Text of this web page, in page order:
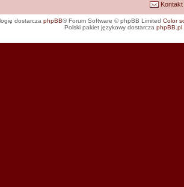
dostarcza phpBB® Forum Software © phpBB Limited Color
Polski pakiet językowy dostarcza phpBB.pl